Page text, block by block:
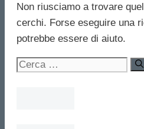
Non riusciamo a trovare
cerchi. Forse eseguire una
potrebbe essere di aiuto.
Ricerca